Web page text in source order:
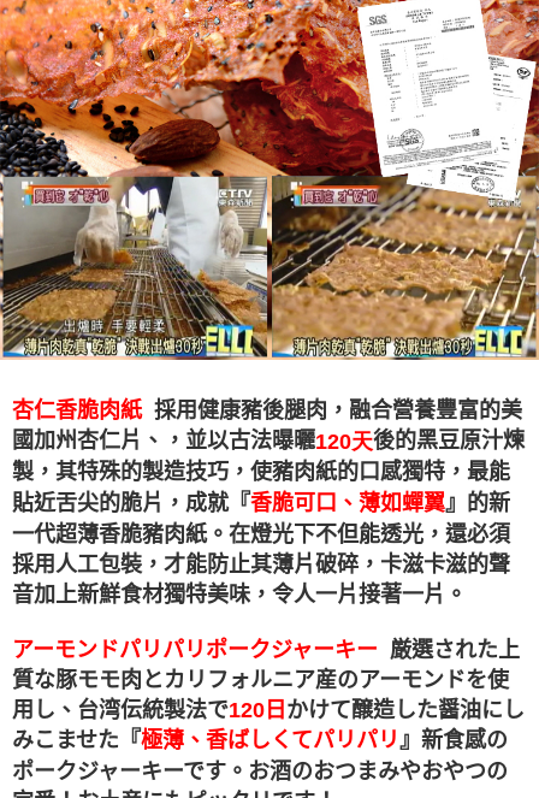
杏仁香脆肉紙 採用健康豬後腿肉，融合營養豐富的美
國加州杏仁片、，並以古法曝曬120天後的黑豆原汁煉
製，其特殊的製造技巧，使豬肉紙的口感獨特，最能
貼近舌尖的脆片，成就『香脆可口、薄如蟬翼』的新
一代超薄香脆豬肉紙。在燈光下不但能透光，還必須
採用人工包裝，才能防止其薄片破碎，卡滋卡滋的聲
音加上新鮮食材獨特美味，令人一片接著一片。
アーモンドパリパリポークジャーキー 厳選された上
質な豚モモ肉とカリフォルニア産のアーモンドを使
用し、台湾伝統製法で120日 かけて醸造した醤油にし
みこませた『極薄、香ばしくてパリパリ』新食感の
ポークジャーキーです。お酒のおつまみやおやつの